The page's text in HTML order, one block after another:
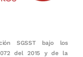
SGSST bajo los
del 2015 y de la